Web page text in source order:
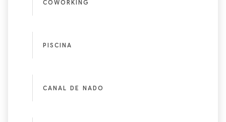
COWORKING
PISCINA
CANAL DE NADO